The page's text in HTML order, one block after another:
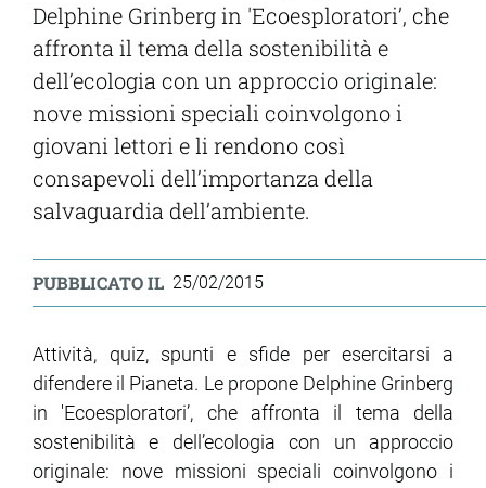
Delphine Grinberg in 'Ecoesploratori’, che
affronta il tema della sostenibilità e
dell’ecologia con un approccio originale:
nove missioni speciali coinvolgono i
giovani lettori e li rendono così
consapevoli dell’importanza della
salvaguardia dell’ambiente.
PUBBLICATO IL 25/02/2015
Attività, quiz, spunti e sfide per esercitarsi a
difendere il Pianeta. Le propone Delphine Grinberg
in 'Ecoesploratori’, che affronta il tema della
sostenibilità e dell’ecologia con un approccio
originale: nove missioni speciali coinvolgono i